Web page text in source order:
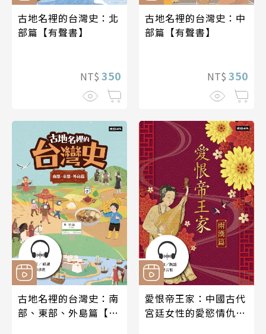
古地名裡的台灣史：北
部篇【有聲書】
NT$ 350
古地名裡的台灣史：中
部篇【有聲書】
NT$ 350
古地名裡的台灣史：南
部、東部、外島篇【有
愛恨帝王家：中國古代
宮廷女性的愛慾情仇